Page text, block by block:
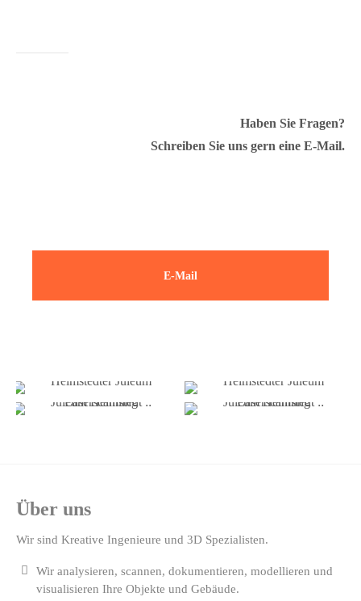
Haben Sie Fragen?
Schreiben Sie uns gern eine E-Mail.
E-Mail
Laserscanning
Laserscanning
Juleum Helmstedt ::
Juleum Helmstedt ::
Über uns
Wir sind Kreative Ingenieure und 3D Spezialisten.
Wir analysieren, scannen, dokumentieren, modellieren und
visualisieren Ihre Objekte und Gebäude.